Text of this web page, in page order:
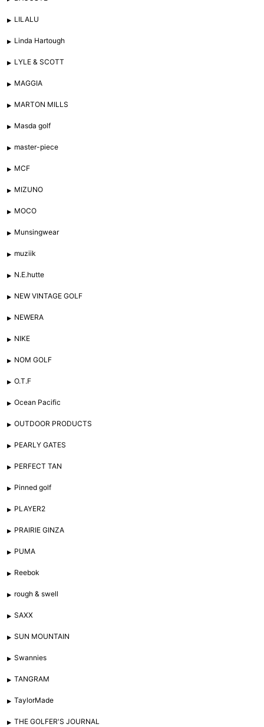
LILALU
Linda Hartough
LYLE & SCOTT
MAGGIA
MARTON MILLS
Masda golf
master-piece
MCF
MIZUNO
MOCO
Munsingwear
muziik
N.E.hutte
NEW VINTAGE GOLF
NEWERA
NIKE
NOM GOLF
O.T.F
Ocean Pacific
OUTDOOR PRODUCTS
PEARLY GATES
PERFECT TAN
Pinned golf
PLAYER2
PRAIRIE GINZA
PUMA
Reebok
rough & swell
SAXX
SUN MOUNTAIN
Swannies
TANGRAM
TaylorMade
THE GOLFER'S JOURNAL